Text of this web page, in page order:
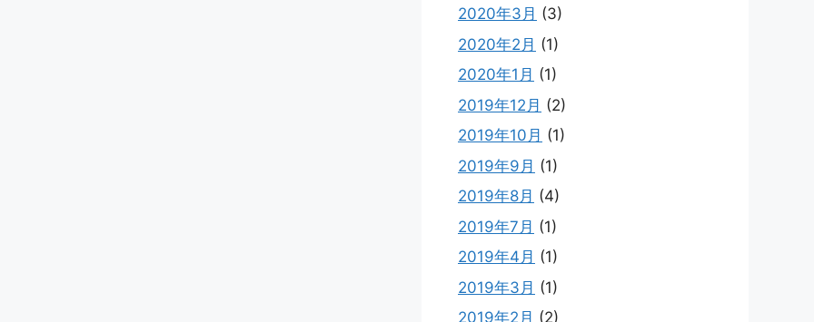
2020年3月 (3)
2020年2月 (1)
2020年1月 (1)
2019年12月 (2)
2019年10月 (1)
2019年9月 (1)
2019年8月 (4)
2019年7月 (1)
2019年4月 (1)
2019年3月 (1)
2019年2月 (2)